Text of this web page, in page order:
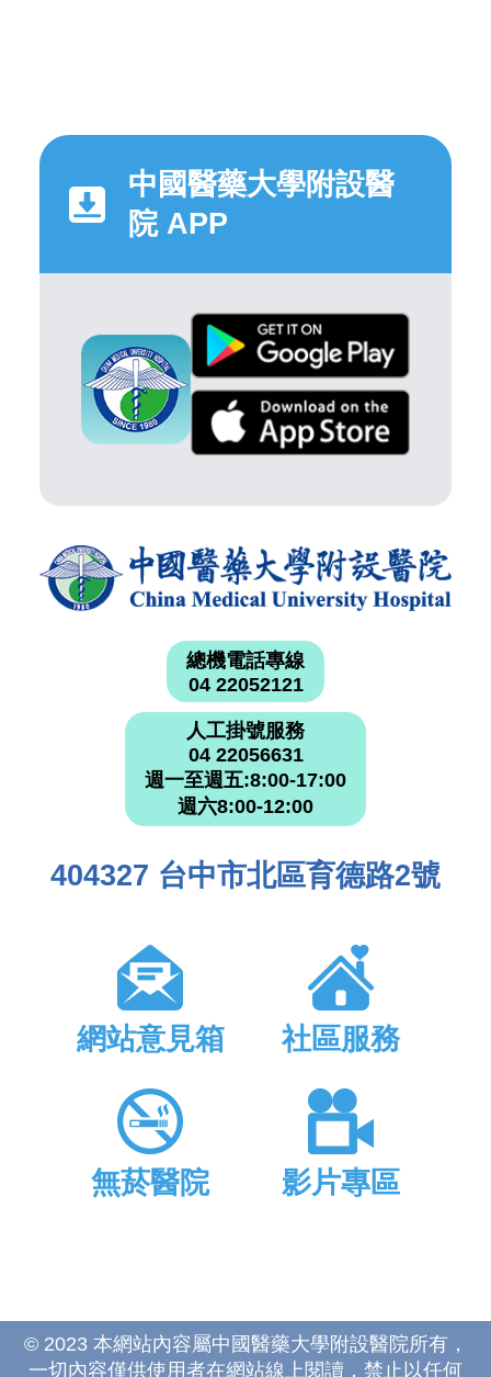
中國醫藥大學附設醫
院 APP
總機電話專線
04 22052121
人工掛號服務
04 22056631
週一至週五:8:00-17:00
週六8:00-12:00
404327 台中市北區育德路2號
網站意見箱 社區服務
無菸醫院 影片專區
© 2023 本網站內容屬中國醫藥大學附設醫院所有，
一切內容僅供使用者在網站線上閱讀，禁止以任何